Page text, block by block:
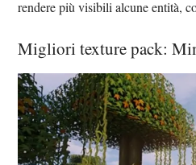
rendere più visibili alcune entità,
Migliori texture pack: